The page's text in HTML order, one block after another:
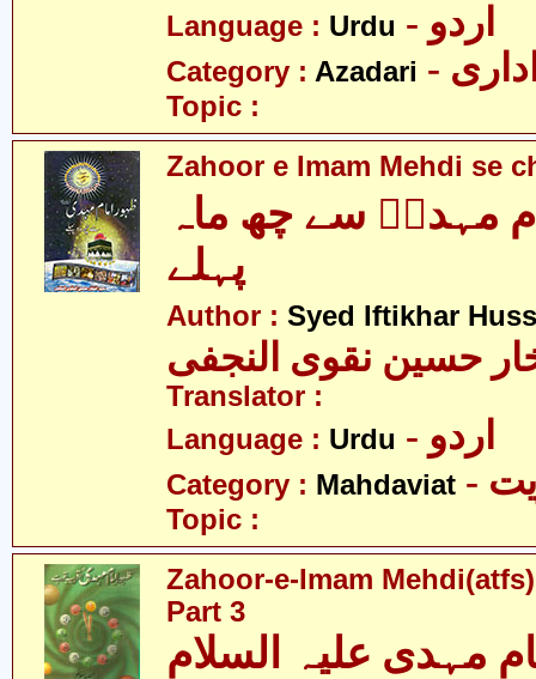
Language : Urdu - اردو
Category : Azadari
Topic :
Zahoor e Imam Mehdi se
مہدیؑ سے چھ ماہ
پہلے
Author : Syed Iftikhar
حسین نقوی النجفی
Translator :
Language : Urdu - اردو
Category : Mahdaviat
Topic :
Zahoor-e-Imam
Part 3
مہدی علیہ السلام